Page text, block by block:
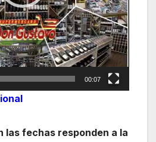
00:07
las fechas responden a la